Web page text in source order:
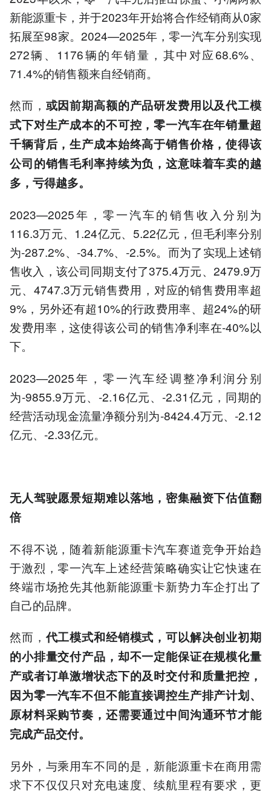
新能源重卡，并于2023年开始将合作经销商从0家
拓展至98家。2024—2025年，零一汽车分别实现
272辆、1176辆的年销量，其中对应68.6%、
71.4%的销售额来自经销商。
然而， 或因前期高额的产品研发费用以及代工模
式下对生产成本的不可控，零一汽车在年销量超
千辆背后，生产成本始终高于销售价格，使得该
公司的销售毛利率持续为负，这意味着车卖的越
多，亏得越多。
2023—2025年，零一汽车的销售收入分别为
116.3万元、1.24亿元、5.22亿元，但毛利率分别
为-287.2%、-34.7%、-2.5%。而为了实现上述销
售收入，该公司同期支付了375.4万元、2479.9万
元、4747.3万元销售费用，对应的销售费用率超
9%，另外还有超10%的行政费用率、超24%的研
发费用率，这使得该公司的销售净利率在-40%以
下。
2023—2025年，零一汽车经调整净利润分别
为-9855.9万元、-2.16亿元、-2.31亿元，同期的
经营活动现金流量净额分别为-8424.4万元、-2.12
亿元、-2.33亿元。
无人驾驶愿景短期难以落地，密集融资下估值翻
倍
不得不说，随着新能源重卡汽车赛道竞争开始趋
于激烈，零一汽车上述经营策略确实让它快速在
终端市场抢先其他新能源重卡新势力车企打出了
自己的品牌。
然而，代工模式和经销模式，可以解决创业初期
的小排量交付产品，却不一定能保证在规模化量
产或者订单激增状态下的及时交付和质量把控，
因为零一汽车不但不能直接调控生产排产计划、
原材料采购节奏，还需要通过中间沟通环节才能
完成产品交付。
另外，与乘用车不同的是，新能源重卡在商用需
求下不仅仅只对充电速度、续航里程有要求，更